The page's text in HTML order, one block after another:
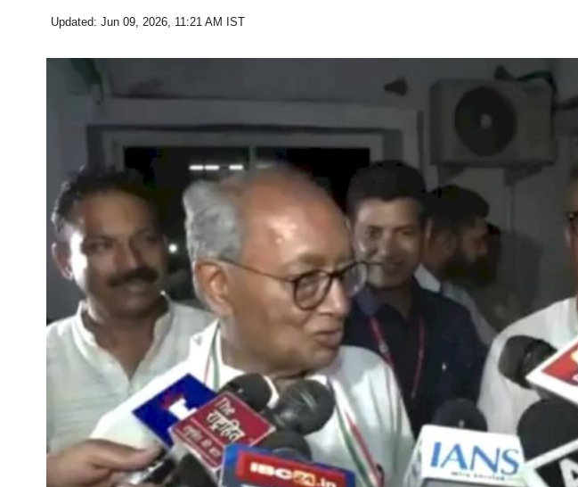
Updated: Jun 09, 2026, 11:21 AM IST